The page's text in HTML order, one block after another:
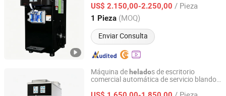
pequeños negocios, tamaño pequeño, de
mesa, Oceanpower
US$ 2.150,00-2.250,00 / Pieza
1 Pieza (MOQ)
Enviar Consulta
Guangdong, China Desde 2026
Máquina de helados de escritorio
comercial automática de servicio blando,
Oceanpower Food Equipment Tech Co., Ltd